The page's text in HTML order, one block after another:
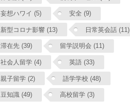
妄想ハワイ (5) 安全 (9)
新型コロナ影響 (13) 日常英会話 (11)
滞在先 (39) 留学説明会 (11)
社会人留学 (4) 英語 (33)
親子留学 (2) 語学学校 (48)
豆知識 (49) 高校留学 (3)